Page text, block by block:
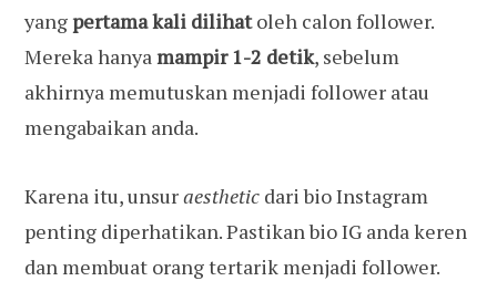
yangpertama kali dilihatoleh calon follower.
Mereka hanyamampir 1-2 detik, sebelum
akhirnya memutuskan menjadi follower atau
mengabaikan anda.
Karena itu, unsuraesthetic dari bio Instagram
penting diperhatikan. Pastikan bio IG anda keren
dan membuat orang tertarik menjadi follower.